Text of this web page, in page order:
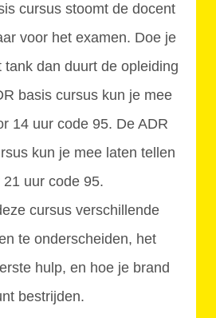
cursus stoomt de docent
voor het examen. Doe je
tank dan duurt de opleiding
basis cursus kun je mee
14 uur code 95. De ADR
kun je mee laten tellen
21 uur code 95.
cursus verschillende
te onderscheiden, het
hulp, en hoe je brand
bestrijden.